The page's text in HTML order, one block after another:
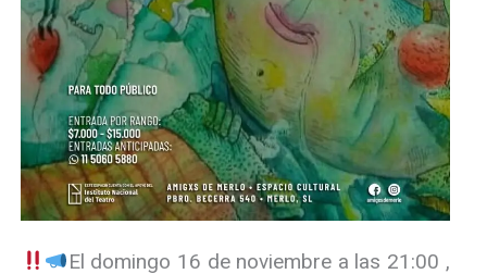
El domingo 16 de noviembre a las 21:00 ,